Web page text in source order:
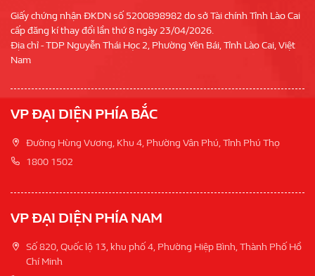
Giấy chứng nhận ĐKDN số 5200898982 do sở Tài chính Tỉnh Lào Cai
cấp đăng kí thay đổi lần thứ 8 ngày 23/04/2026.
Địa chỉ - TDP Nguyễn Thái Học 2, Phường Yên Bái, Tỉnh Lào Cai, Việt
Nam
VP ĐẠI DIỆN PHÍA BẮC
Đường Hùng Vương, Khu 4, Phường Vân Phú, Tỉnh Phú Thọ
1800 1502
VP ĐẠI DIỆN PHÍA NAM
Số 820, Quốc lộ 13, khu phố 4, Phường Hiệp Bình, Thành Phố Hồ
Chí Minh